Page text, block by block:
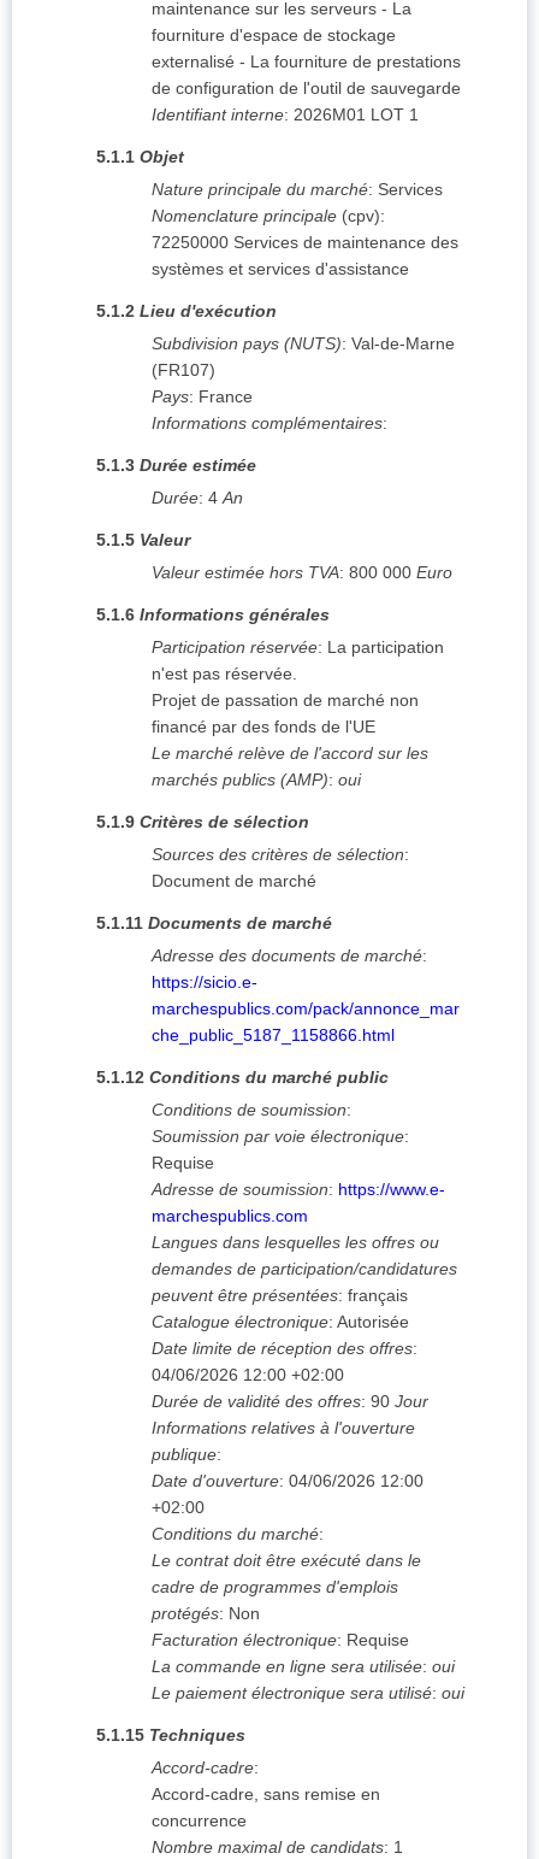
maintenance sur les serveurs - La
fourniture d'espace de stockage
externalisé - La fourniture de prestations
de configuration de l'outil de sauvegarde
Identifiant interne: 2026M01 LOT 1
5.1.1 Objet
Nature principale du marché: Services
Nomenclature principale (cpv):
72250000 Services de maintenance des
systèmes et services d'assistance
5.1.2 Lieu d'exécution
Subdivision pays (NUTS): Val-de-Marne
(FR107)
Pays: France
Informations complémentaires:
5.1.3 Durée estimée
Durée: 4 An
5.1.5 Valeur
Valeur estimée hors TVA: 800 000 Euro
5.1.6 Informations générales
Participation réservée: La participation
n'est pas réservée.
Projet de passation de marché non
financé par des fonds de l'UE
Le marché relève de l'accord sur les
marchés publics (AMP): oui
5.1.9 Critères de sélection
Sources des critères de sélection:
Document de marché
5.1.11 Documents de marché
Adresse des documents de marché:
https://sicio.e-
marchespublics.com/pack/annonce_mar
che_public_5187_1158866.html
5.1.12 Conditions du marché public
Conditions de soumission:
Soumission par voie électronique:
Requise
Adresse de soumission: https://www.e-
marchespublics.com
Langues dans lesquelles les offres ou
demandes de participation/candidatures
peuvent être présentées: français
Catalogue électronique: Autorisée
Date limite de réception des offres:
04/06/2026 12:00 +02:00
Durée de validité des offres: 90 Jour
Informations relatives à l'ouverture
publique:
Date d'ouverture: 04/06/2026 12:00
+02:00
Conditions du marché:
Le contrat doit être exécuté dans le
cadre de programmes d'emplois
protégés: Non
Facturation électronique: Requise
La commande en ligne sera utilisée: oui
Le paiement électronique sera utilisé: oui
5.1.15 Techniques
Accord-cadre:
Accord-cadre, sans remise en
concurrence
Nombre maximal de candidats: 1